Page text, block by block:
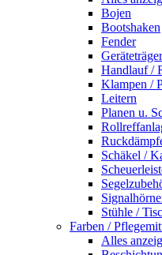
Bojen
Bootshaken
Fender
Handlauf /
Klampen /
Leitern
Planen u.
Schäkel /
Stühle /
Farben /
Alles